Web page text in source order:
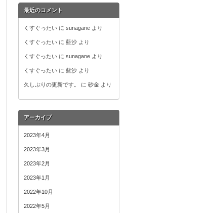
最近のコメント
くすぐったい に sunagane より
くすぐったい に 藍沙 より
くすぐったい に sunagane より
くすぐったい に 藍沙 より
久しぶりの更新です。 に 砂金 より
アーカイブ
2023年4月
2023年3月
2023年2月
2023年1月
2022年10月
2022年5月